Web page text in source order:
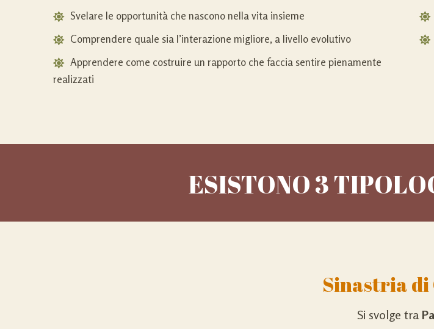
Svelare le opportunità che nascono nella vita insieme
Comprendere quale sia l’interazione migliore, a livello evolutivo
Apprendere come costruire un rapporto che faccia sentire pienamente
realizzati
ESISTONO 3
Sinastria di
Si svolge tra